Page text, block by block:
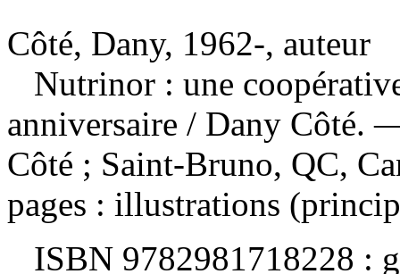
Côté, Dany, 1962-, auteur
Nutrinor : une
anniversaire / Dany Côté.
Côté ; Saint-Bruno, QC,
pages : illustrations
ISBN 9782981718228 :